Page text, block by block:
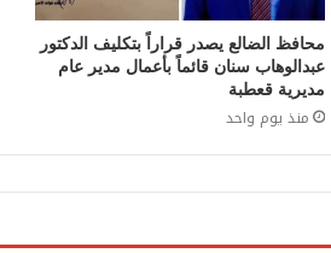
محافظ الضالع يصدر قراراً بتكليف الدكتور
عبدالوهاب سنان قائماً بأعمال مدير عام
مديرية قعطبة
منذ يوم واحد